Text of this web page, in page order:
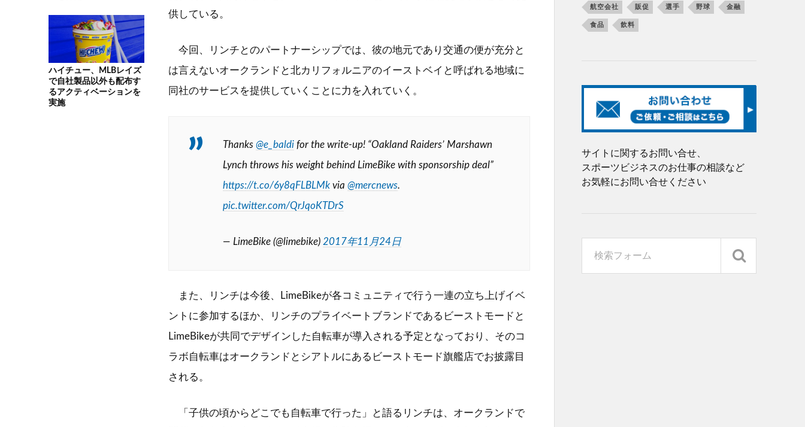
ハイチュー、MLBレイズ
で自社製品以外も配布す
るアクティベーションを
実施
供している。
今回、リンチとのパートナーシップでは、彼の地元であり交通の便が充分と
は言えないオークランドと北カリフォルニアのイーストベイと呼ばれる地域に
同社のサービスを提供していくことに力を入れていく。
Thanks @e_baldifor the write-up! “Oakland Raiders’ Marshawn
Lynch throws his weight behind LimeBike with sponsorship deal”
https://t.co/6y8qFLBLMkvia @mercnews.
pic.twitter.com/QrJqoKTDrS
— LimeBike (@limebike) 2017年11月24日
また、リンチは今後、LimeBikeが各コミュニティで行う一連の立ち上げイベ
ントに参加するほか、リンチのプライベートブランドであるビーストモードと
LimeBikeが共同でデザインした自転車が導入される予定となっており、そのコ
ラボ自転車はオークランドとシアトルにあるビーストモード旗艦店でお披露目
される。
「子供の頃からどこでも自転車で行った」と語るリンチは、オークランドで
航空会社 販促 選手 野球 金融
食品 飲料
サイトに関するお問い合せ、
スポーツビジネスのお仕事の相談など
お気軽にお問い合せください